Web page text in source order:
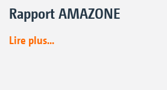
Rapport AMAZONE
Lire plus...